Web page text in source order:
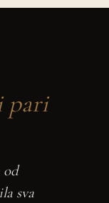
pari
od
sva